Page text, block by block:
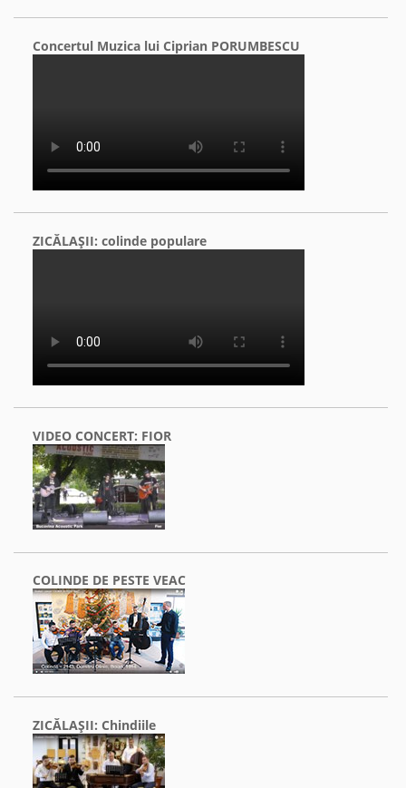
Concertul Muzica lui Ciprian PORUMBESCU
ZICĂLAŞII: colinde populare
VIDEO CONCERT: FIOR
COLINDE DE PESTE VEAC
ZICĂLAŞII: Chindiile